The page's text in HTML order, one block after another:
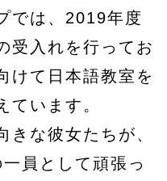
では、2019年度
受入れを行ってお
けて日本語教室を
ています。
きな彼女たちが、
員として頑張っ